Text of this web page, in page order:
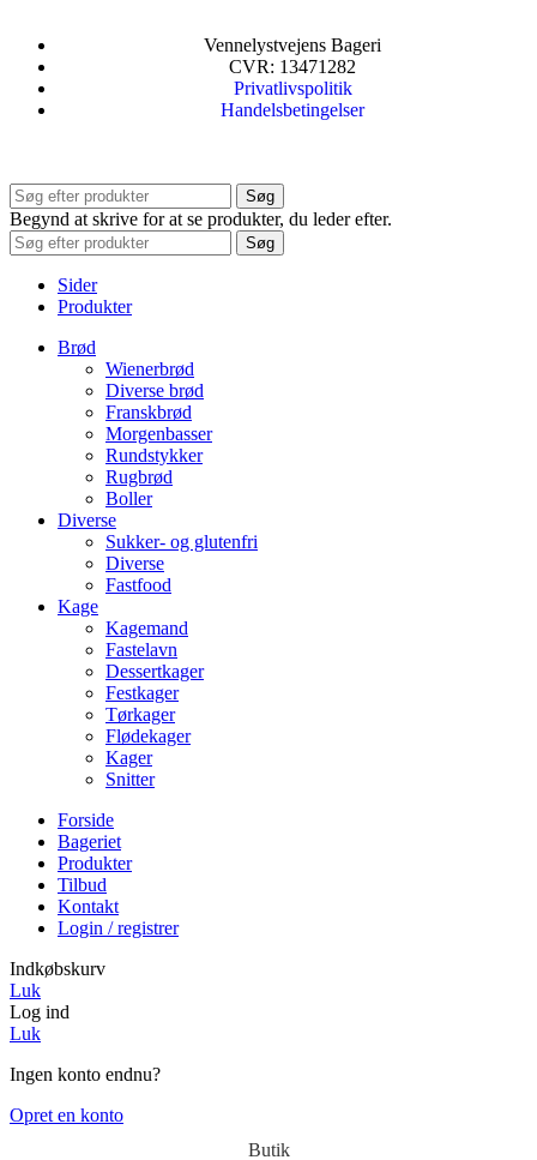
Vennelystvejens Bageri
CVR: 13471282
Privatlivspolitik
Handelsbetingelser
Søg
Begynd at skrive for at se produkter, du leder efter.
Søg
Sider
Produkter
Brød
Wienerbrød
Diverse brød
Franskbrød
Morgenbasser
Rundstykker
Rugbrød
Boller
Diverse
Sukker- og glutenfri
Diverse
Fastfood
Kage
Kagemand
Fastelavn
Dessertkager
Festkager
Tørkager
Flødekager
Kager
Snitter
Forside
Bageriet
Produkter
Tilbud
Kontakt
Login / registrer
Indkøbskurv
Luk
Log ind
Luk
Ingen konto endnu?
Opret en konto
Butik